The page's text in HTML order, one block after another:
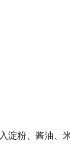
淀粉、酱油、